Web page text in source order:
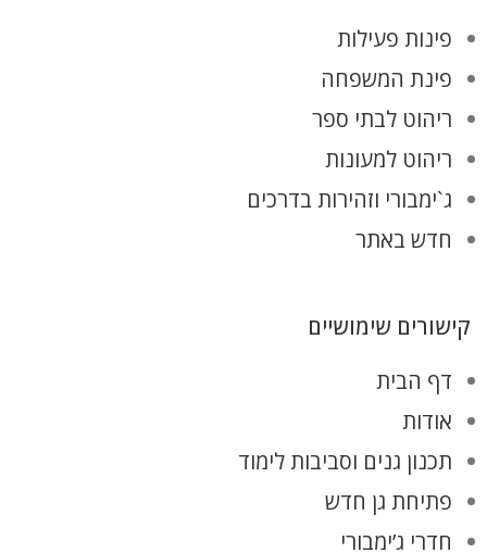
פינות פעילות
פינת המשפחה
ריהוט לבתי ספר
ריהוט למעונות
ג`ימבורי וזהירות בדרכים
חדש באתר
קישורים שימושיים
דף הבית
אודות
תכנון גנים וסביבות לימוד
פתיחת גן חדש
חדרי ג’ימבורי